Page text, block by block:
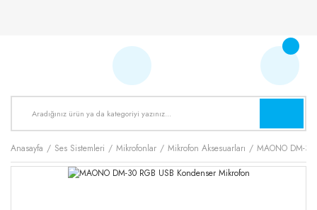
Anasayfa Ses Sistemleri Mikrofonlar Mikrofon Aksesuarları MAONO DM-